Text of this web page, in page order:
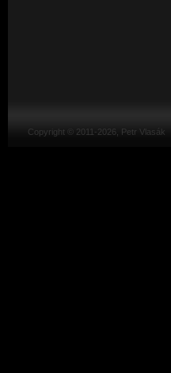
Copyright © 2011-2026, Petr Vlasák